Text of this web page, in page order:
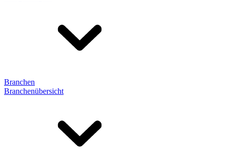
Branchen
Branchenübersicht